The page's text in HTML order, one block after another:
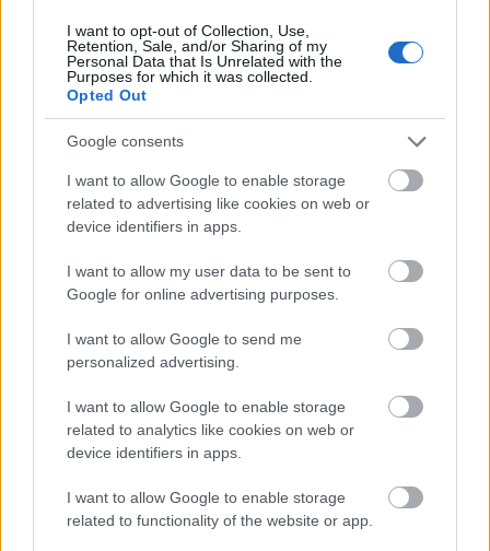
I want to opt-out of Collection, Use,
Retention, Sale, and/or Sharing of my
Personal Data that Is Unrelated with the
Purposes for which it was collected.
Opted Out
Google consents
I want to allow Google to enable storage
related to advertising like cookies on web or
device identifiers in apps.
I want to allow my user data to be sent to
Google for online advertising purposes.
I want to allow Google to send me
personalized advertising.
I want to allow Google to enable storage
related to analytics like cookies on web or
device identifiers in apps.
I want to allow Google to enable storage
related to functionality of the website or app.
10. Gwyneth Paltrow és
Ben Affleck